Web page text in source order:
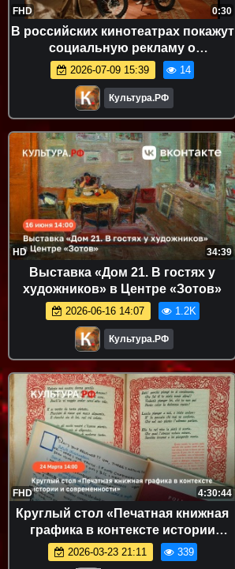
FHD 0:30
В российских кинотеатрах покажут
социальную рекламу о
безопасности дорожного
движения
2026-07-09 15:39 14
Культура.РФ
HD 34:39
Выставка «Дом 21. В гостях у
художников» в Центре «Зотов»
2026-06-16 14:07 1.2K
Культура.РФ
FHD 4:30:44
Круглый стол «Печатная книжная
графика в контексте истории
и современности»
2026-03-23 21:11 339